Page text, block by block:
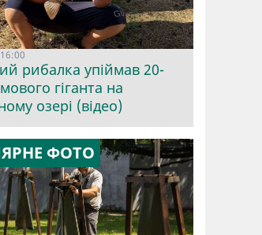
рибалка упіймав 20-
гіганта на
озері (відео)
ФОТО